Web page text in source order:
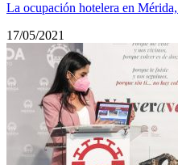
La ocupación hotelera en
17/05/2021